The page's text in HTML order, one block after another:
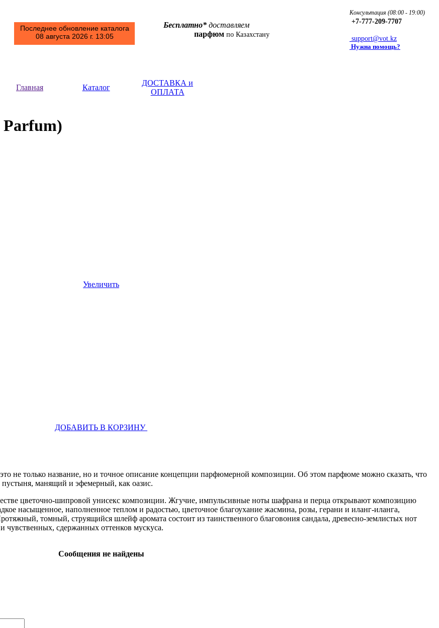
Последнее обновление каталога
08 августа 2026 г. 13:05
Бесплатно* доставляем
парфюм по Казахстану
Консультация (08:00 - 19:00)
+7-777-209-7707
support@vot.kz
Нужна помощь?
Главная Каталог
ДОСТАВКА и
ОПЛАТА
Parfum)
Увеличить
ДОБАВИТЬ В КОРЗИНУ
это не только название, но и точное описание концепции парфюмерной композиции. Об этом парфюме можно сказать, что
манящий и эфемерный, как оазис.
цветочно-шипровой унисекс композиции. Жгучие, импульсивные ноты шафрана и перца открывают композицию
насыщенное, наполненное теплом и радостью, цветочное благоухание жасмина, розы, герани и иланг-иланга,
томный, струящийся шлейф аромата состоит из таинственного благовония сандала, древесно-землистых нот
чувственных, сдержанных оттенков мускуса.
Сообщения не найдены